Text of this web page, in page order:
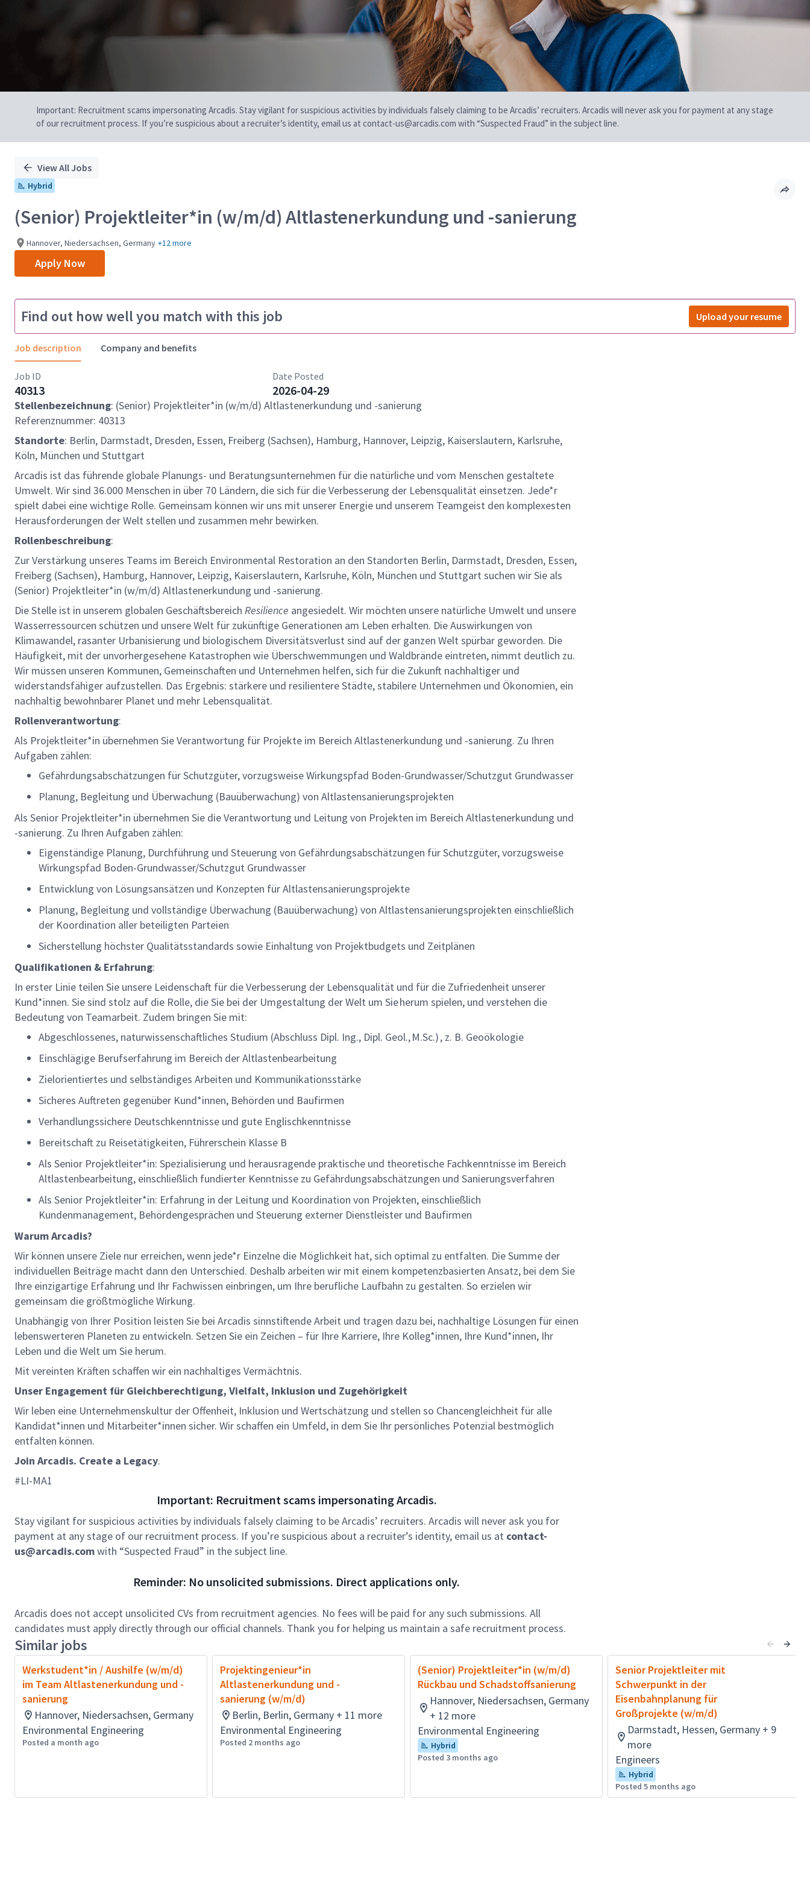
Important: Recruitment scams impersonating Arcadis. Stay vigilant for suspicious activities by individuals falsely claiming to be Arcadis’ recruiters. Arcadis will never ask you for payment at any stage
of our recruitment process. If you’re suspicious about a recruiter’s identity, email us at contact-us@arcadis.com with “Suspected Fraud” in the subject line.
View All Jobs
Hybrid
(Senior) Projektleiter*in (w/m/d) Altlastenerkundung und -sanierung
Hannover, Niedersachsen, Germany +12 more
Apply Now
Find out how well you match with this job Upload your resume
Job description Company and benefits
Job ID
40313
Date Posted
2026-04-29
Stellenbezeichnung: (Senior) Projektleiter*in (w/m/d) Altlastenerkundung und -sanierung
Referenznummer: 40313
Standorte: Berlin, Darmstadt, Dresden, Essen, Freiberg (Sachsen), Hamburg, Hannover, Leipzig, Kaiserslautern, Karlsruhe,
Köln, München und Stuttgart
Arcadis ist das führende globale Planungs- und Beratungsunternehmen für die natürliche und vom Menschen gestaltete
Umwelt. Wir sind 36.000 Menschen in über 70 Ländern, die sich für die Verbesserung der Lebensqualität einsetzen. Jede*r
spielt dabei eine wichtige Rolle. Gemeinsam können wir uns mit unserer Energie und unserem Teamgeist den komplexesten
Herausforderungen der Welt stellen und zusammen mehr bewirken.
Rollenbeschreibung:
Zur Verstärkung unseres Teams im Bereich Environmental Restoration an den Standorten Berlin, Darmstadt, Dresden, Essen,
Freiberg (Sachsen), Hamburg, Hannover, Leipzig, Kaiserslautern, Karlsruhe, Köln, München und Stuttgart suchen wir Sie als
(Senior) Projektleiter*in (w/m/d) Altlastenerkundung und -sanierung.
Die Stelle ist in unserem globalen Geschäftsbereich Resilience angesiedelt. Wir möchten unsere natürliche Umwelt und unsere
Wasserressourcen schützen und unsere Welt für zukünftige Generationen am Leben erhalten. Die Auswirkungen von
Klimawandel, rasanter Urbanisierung und biologischem Diversitätsverlust sind auf der ganzen Welt spürbar geworden. Die
Häufigkeit, mit der unvorhergesehene Katastrophen wie Überschwemmungen und Waldbrände eintreten, nimmt deutlich zu.
Wir müssen unseren Kommunen, Gemeinschaften und Unternehmen helfen, sich für die Zukunft nachhaltiger und
widerstandsfähiger aufzustellen. Das Ergebnis: stärkere und resilientere Städte, stabilere Unternehmen und Ökonomien, ein
nachhaltig bewohnbarer Planet und mehr Lebensqualität.
Rollenverantwortung:
Als Projektleiter*in übernehmen Sie Verantwortung für Projekte im Bereich Altlastenerkundung und -sanierung. Zu Ihren
Aufgaben zählen:
Gefährdungsabschätzungen für Schutzgüter, vorzugsweise Wirkungspfad Boden-Grundwasser/Schutzgut Grundwasser
Planung, Begleitung und Überwachung (Bauüberwachung) von Altlastensanierungsprojekten
Als Senior Projektleiter*in übernehmen Sie die Verantwortung und Leitung von Projekten im Bereich Altlastenerkundung und
-sanierung. Zu Ihren Aufgaben zählen:
Eigenständige Planung, Durchführung und Steuerung von Gefährdungsabschätzungen für Schutzgüter, vorzugsweise
Wirkungspfad Boden-Grundwasser/Schutzgut Grundwasser
Entwicklung von Lösungsansätzen und Konzepten für Altlastensanierungsprojekte
Planung, Begleitung und vollständige Überwachung (Bauüberwachung) von Altlastensanierungsprojekten einschließlich
der Koordination aller beteiligten Parteien
Sicherstellung höchster Qualitätsstandards sowie Einhaltung von Projektbudgets und Zeitplänen
Qualifikationen & Erfahrung:
In erster Linie teilen Sie unsere Leidenschaft für die Verbesserung der Lebensqualität und für die Zufriedenheit unserer
Kund*innen. Sie sind stolz auf die Rolle, die Sie bei der Umgestaltung der Welt um Sie herum spielen, und verstehen die
Bedeutung von Teamarbeit. Zudem bringen Sie mit:
Abgeschlossenes, naturwissenschaftliches Studium (Abschluss Dipl. Ing., Dipl. Geol., M.Sc.) , z. B. Geoökologie
Einschlägige Berufserfahrung im Bereich der Altlastenbearbeitung
Zielorientiertes und selbständiges Arbeiten und Kommunikationsstärke
Sicheres Auftreten gegenüber Kund*innen, Behörden und Baufirmen
Verhandlungssichere Deutschkenntnisse und gute Englischkenntnisse
Bereitschaft zu Reisetätigkeiten, Führerschein Klasse B
Als Senior Projektleiter*in: Spezialisierung und herausragende praktische und theoretische Fachkenntnisse im Bereich
Altlastenbearbeitung, einschließlich fundierter Kenntnisse zu Gefährdungsabschätzungen und Sanierungsverfahren
Als Senior Projektleiter*in: Erfahrung in der Leitung und Koordination von Projekten, einschließlich
Kundenmanagement, Behördengesprächen und Steuerung externer Dienstleister und Baufirmen
Warum Arcadis?
Wir können unsere Ziele nur erreichen, wenn jede*r Einzelne die Möglichkeit hat, sich optimal zu entfalten. Die Summe der
individuellen Beiträge macht dann den Unterschied. Deshalb arbeiten wir mit einem kompetenzbasierten Ansatz, bei dem Sie
Ihre einzigartige Erfahrung und Ihr Fachwissen einbringen, um Ihre berufliche Laufbahn zu gestalten. So erzielen wir
gemeinsam die größtmögliche Wirkung.
Unabhängig von Ihrer Position leisten Sie bei Arcadis sinnstiftende Arbeit und tragen dazu bei, nachhaltige Lösungen für einen
lebenswerteren Planeten zu entwickeln. Setzen Sie ein Zeichen – für Ihre Karriere, Ihre Kolleg*innen, Ihre Kund*innen, Ihr
Leben und die Welt um Sie herum.
Mit vereinten Kräften schaffen wir ein nachhaltiges Vermächtnis.
Unser Engagement für Gleichberechtigung, Vielfalt, Inklusion und Zugehörigkeit
Wir leben eine Unternehmenskultur der Offenheit, Inklusion und Wertschätzung und stellen so Chancengleichheit für alle
Kandidat*innen und Mitarbeiter*innen sicher. Wir schaffen ein Umfeld, in dem Sie Ihr persönliches Potenzial bestmöglich
entfalten können.
Join Arcadis. Create a Legacy.
#LI-MA1
Important: Recruitment scams impersonating Arcadis.
Stay vigilant for suspicious activities by individuals falsely claiming to be Arcadis’ recruiters. Arcadis will never ask you for
payment at any stage of our recruitment process. If you’re suspicious about a recruiter’s identity, email us at contact-
us@arcadis.comwith “Suspected Fraud” in the subject line.
Reminder: No unsolicited submissions. Direct applications only.
Arcadis does not accept unsolicited CVs from recruitment agencies. No fees will be paid for any such submissions. All
candidates must apply directly through our official channels. Thank you for helping us maintain a safe recruitment process.
Similar jobs
Werkstudent*in / Aushilfe (w/m/d)
im Team Altlastenerkundung und -
sanierung
Hannover, Niedersachsen, Germany
Environmental Engineering
Posted a month ago
Projektingenieur*in
Altlastenerkundung und -
sanierung (w/m/d)
Berlin, Berlin, Germany + 11 more
Environmental Engineering
Posted 2 months ago
(Senior) Projektleiter*in (w/m/d)
Rückbau und Schadstoffsanierung
Hannover, Niedersachsen, Germany
+ 12 more
Environmental Engineering
Hybrid
Posted 3 months ago
Senior Projektleiter mit
Schwerpunkt in der
Eisenbahnplanung für
Großprojekte (w/m/d)
Darmstadt, Hessen, Germany + 9
more
Engineers
Hybrid
Posted 5 months ago